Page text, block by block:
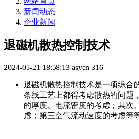
新闻动态
企业新闻
退磁机散热控制技术
2024-05-21 18:58:13 asycn 316
退磁机散热控制技术是一项综合
条线工艺上都得考虑散热的问题
的厚度、电流密度的考虑；其次
虑；第三空气流动速度的考虑等